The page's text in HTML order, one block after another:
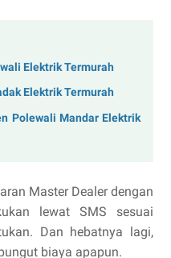
Elektrik Termurah
Elektrik Termurah
Polewali Mandar Elektrik
Master Dealer dengan
lewat SMS sesuai
Dan hebatnya lagi,
biaya apapun.